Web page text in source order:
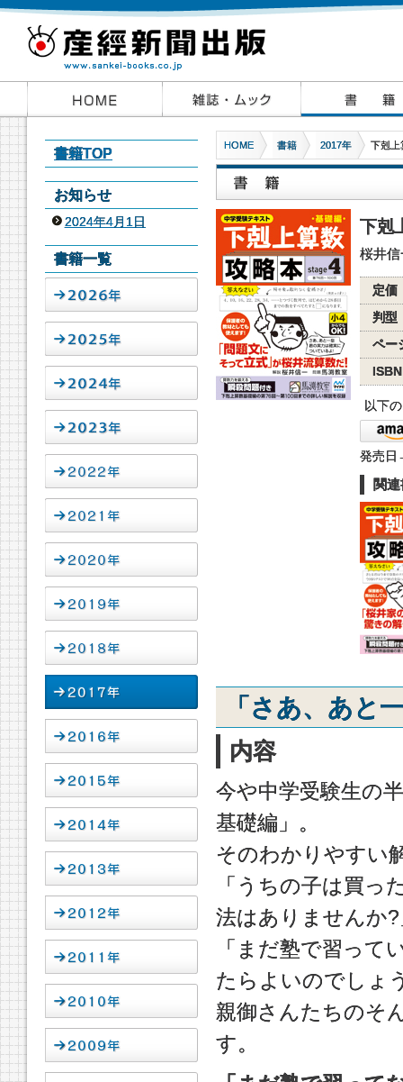
書籍TOP
お知らせ
2024年4月1日
書籍一覧
HOME 書籍 2017年 下剋上
下剋
桜井
定価
判型
ペー
ISBN
以下
発売日
関
「さあ、あと
内容
今や中学受験生の
基礎編」。
そのわかりやすい
「うちの子は買
法はありませんか
「まだ塾で習っ
たらよいのでしょ
親御さんたちのそ
す。